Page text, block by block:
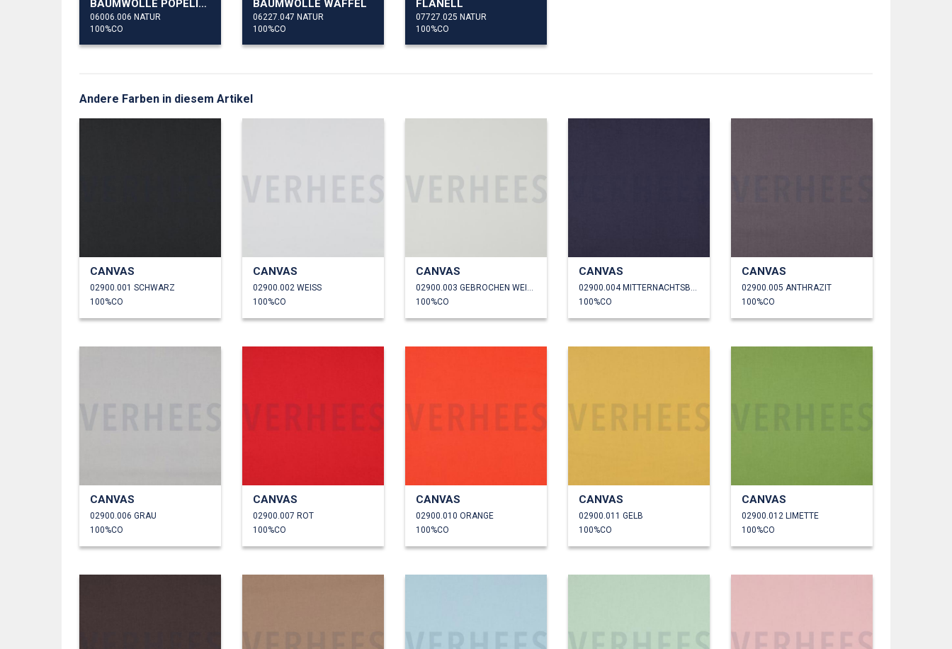
BAUMWOLLE POPELINE
06006.006 NATUR
100%CO
BAUMWOLLE WAFFEL
06227.047 NATUR
100%CO
FLANELL
07727.025 NATUR
100%CO
Andere Farben in diesem Artikel
CANVAS
02900.001 SCHWARZ
100%CO
CANVAS
02900.002 WEISS
100%CO
CANVAS
100%CO
CANVAS
100%CO
CANVAS
02900.005 ANTHRAZIT
100%CO
CANVAS
02900.006 GRAU
100%CO
CANVAS
02900.007 ROT
100%CO
CANVAS
02900.010 ORANGE
100%CO
CANVAS
02900.011 GELB
100%CO
CANVAS
02900.012 LIMETTE
100%CO